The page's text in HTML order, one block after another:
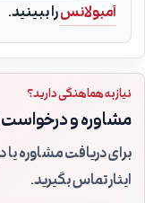
آمبولانسرا ببینید.
نیاز به هماهنگی دارید؟
مشاوره و
برای دریافت مشاوره
ایثار تماس بگیرید.